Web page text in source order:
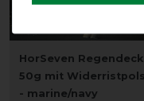
HorSeven
50g mit
- marine/navy